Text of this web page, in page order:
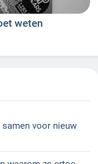
weten
voor nieuw